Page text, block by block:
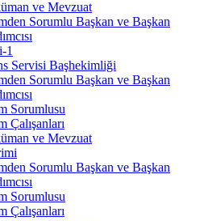
ve Mevzuat
Sorumlu Başkan ve Başkan
1
Servisi Başhekimliği
Sorumlu Başkan ve Başkan
Sorumlusu
Çalışanları
ve Mevzuat
Sorumlu Başkan ve Başkan
Sorumlusu
Çalışanları